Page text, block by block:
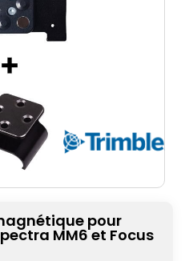
pour
MM6 et Focus